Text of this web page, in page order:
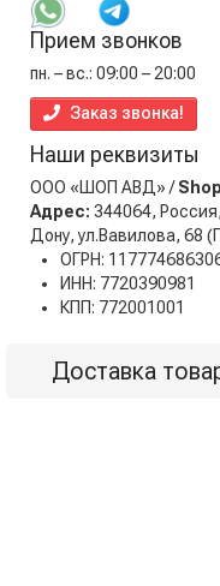
Прием звонков
пн. – вс.: 09:00 – 20:00
Заказ звонка!
Наши реквизиты
ООО «ШОП АВД» /
Адрес: 344064,
Дону, ул.Вавилова, 68
ОГРН:
ИНН: 7720390981
КПП: 772001001
Доставка